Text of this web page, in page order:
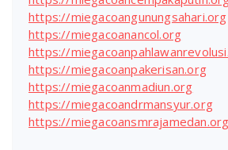
https://miegacoangunungsahari.org
https://miegacoanancol.org
https://
https://miegacoanpakerisan.org
https://miegacoanmadiun.org
https://miegacoandrmansyur.org
https://miegacoansmrajamedan.org